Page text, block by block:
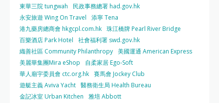
東華三院 tungwah
民政事務總署 had.gov.hk
永安旅遊 Wing On Travel
添寧 Tena
港九藥房總商會 hkgcpl.com.hk 珠江橋牌 Pearl River Bridge
百樂酒店 Park Hotel
社會福利署 swd.gov.hk
織善社區 Community Philanthropy 美國運通 American Express
美麗華集團Mira eShop
自柔家居 Ego-Soft
華人廟宇委員會 ctc.org.hk 賽馬會 Jockey Club
遊艇主義 Aviva Yacht 醫務衛生局 Health Bureau
金記冰室 Urban Kitchen
雅培 Abbott